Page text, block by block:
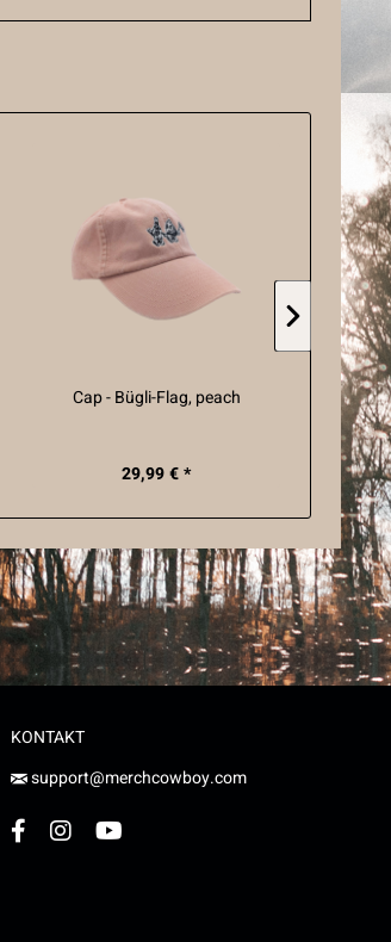
Cap - Bügli-Flag, peach
29,99 € *
KONTAKT
support@merchcowboy.com